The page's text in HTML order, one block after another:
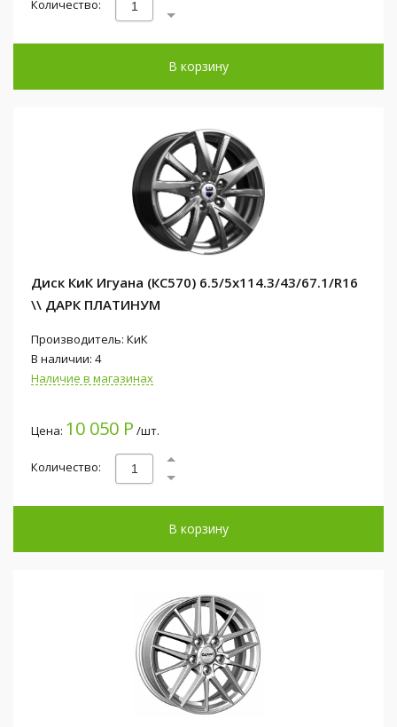
Количество:
В корзину
Диск КиК Игуана (КС570) 6.5/5x114.3/43/67.1/R16
\\ ДАРК ПЛАТИНУМ
Производитель: КиК
В наличии: 4
Наличие в магазинах
Цена: 10 050 Р /шт.
Количество:
В корзину